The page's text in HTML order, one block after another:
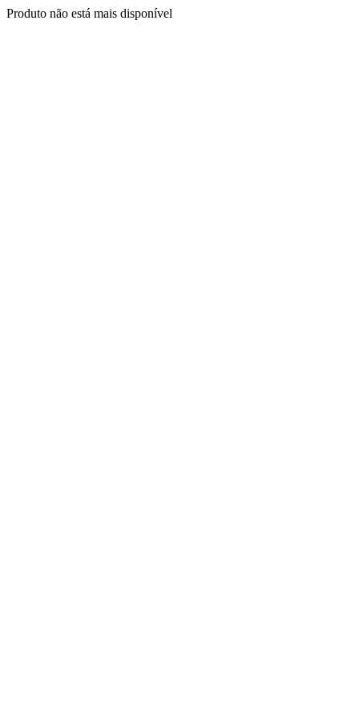
Produto não está mais disponível